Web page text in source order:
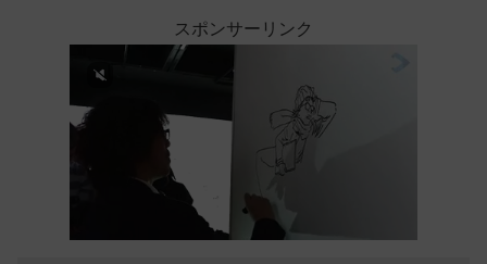
スポンサーリンク